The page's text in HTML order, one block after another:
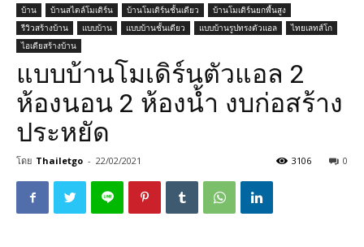
บ้าน บ้านสไตล์โมเดิร์น บ้านโมเดิร์นชั้นเดียว
บ้านโมเดิร์นยกพื้นสูง
รีวิวสร้างบ้าน
แบบบ้าน แบบบ้านชั้นเดียว แบบบ้านรูปทรงตัวแอล
ไทยเลทส์โก
ไอเดียสร้างบ้าน
แบบบ้านโมเดิร์นตัวแอล 2
ห้องนอน 2 ห้องน้ำ งบก่อสร้าง
ประหยัด
โดย Thailetgo - 22/02/2021 0
3106